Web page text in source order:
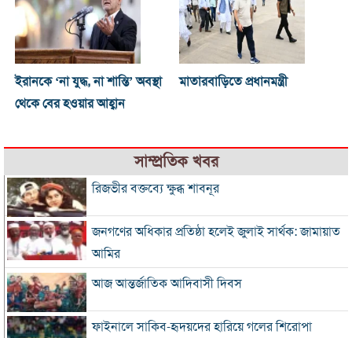
ইরানকে ‘না যুদ্ধ, না শান্তি’ অবস্থা
থেকে বের হওয়ার আহ্বান
মাতারবাড়িতে প্রধানমন্ত্রী
সাম্প্রতিক খবর
রিজভীর বক্তব্যে ক্ষুব্ধ শাবনূর
জনগণের অধিকার প্রতিষ্ঠা হলেই জুলাই সার্থক: জামায়াত
আমির
আজ আন্তর্জাতিক আদিবাসী দিবস
ফাইনালে সাকিব-হৃদয়দের হারিয়ে গলের শিরোপা